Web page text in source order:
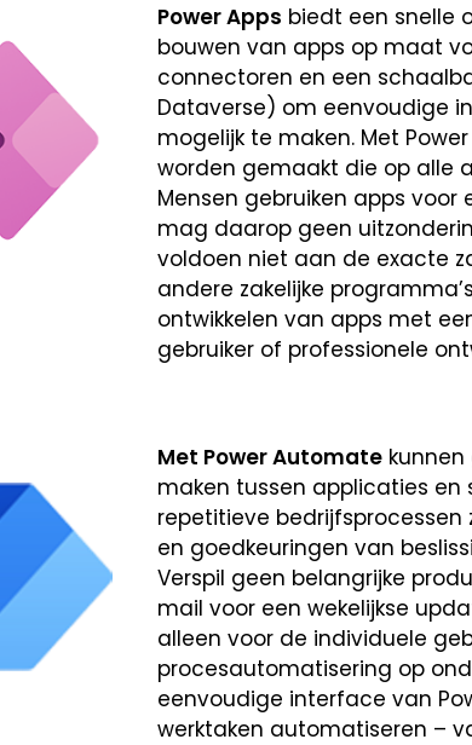
Power Apps biedt een snelle
bouwen van apps op maat
connectoren en een
Dataverse) om eenvoudige
mogelijk te maken. Met
worden gemaakt die op alle
Mensen gebruiken apps
mag daarop geen
voldoen niet aan de exacte
andere zakelijke
ontwikkelen van apps met
gebruiker of professionele
Met Power Automatekunnen
maken tussen applicaties en
repetitieve
en goedkeuringen van
Verspil geen belangrijke
mail voor een wekelijkse
alleen voor de individuele
procesautomatisering op
eenvoudige interface van
werktaken automatiseren –